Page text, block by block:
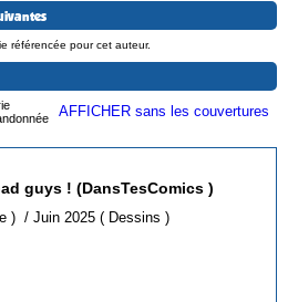
référencée pour cet auteur.
AFFICHER sans les couvertures
guys ! (DansTesComics )
( Financé sur Ulule ) / Juin 2025 ( Dessins )